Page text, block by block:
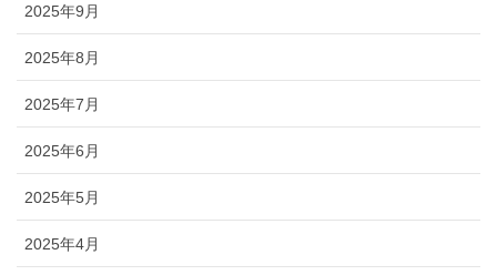
2025年9月
2025年8月
2025年7月
2025年6月
2025年5月
2025年4月